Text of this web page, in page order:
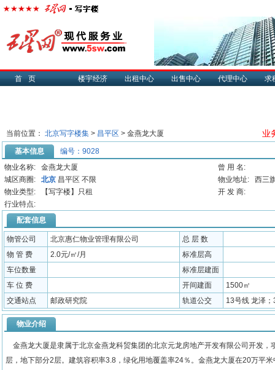
首页 楼宇经济 出租中心 出售中心 代理中心 求
当前位置： 北京写字楼集 > 昌平区 > 金燕龙大厦 业
基本信息
编号：9028
物业名称:
金燕龙大厦
曾 用 名:
城区商圈:
北京 昌平区 不限 物业地址:
西三
物业类型:
【写字楼】只租
开 发 商:
行业特点:
配套信息
物管公司 北京惠仁物业管理有限公司
总 层 数
物 管 费
2.0元/㎡/月
标准层高
车位数量
标准层建面
车 位 费
开间建面
1500㎡
交通站点
邮政研究院 轨道公交 13号线 龙泽
物业介绍
金燕龙大厦是隶属于北京金燕龙科贸集团的北京元龙房地产开发有限公司开发
层，地下部分2层。建筑容积率3.8，绿化用地覆盖率24％。金燕龙大厦在20万平